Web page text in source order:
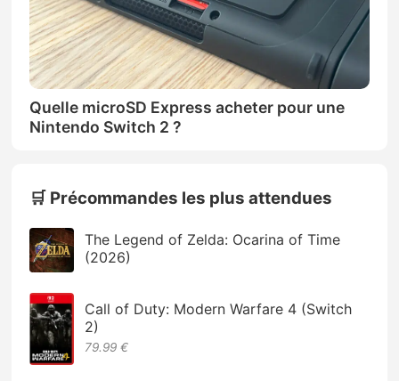
Quelle microSD Express acheter pour une
Nintendo Switch 2 ?
🛒 Précommandes les plus attendues
The Legend of Zelda: Ocarina of Time
(2026)
Call of Duty: Modern Warfare 4 (Switch
2)
79.99 €